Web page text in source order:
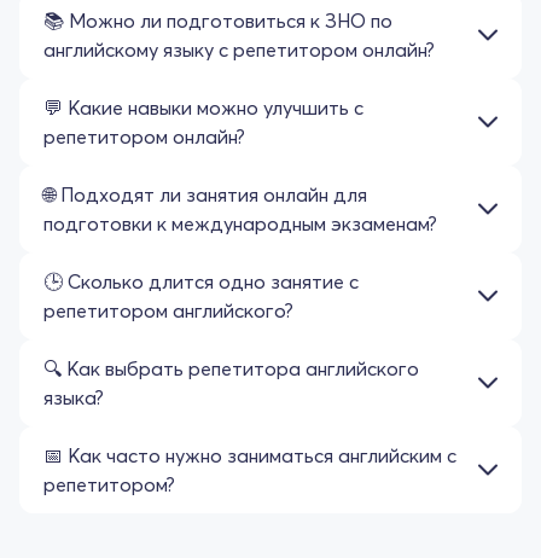
📚 Можно ли подготовиться к ЗНО по
английскому языку с репетитором онлайн?
💬 Какие навыки можно улучшить с
репетитором онлайн?
🌐 Подходят ли занятия онлайн для
подготовки к международным экзаменам?
🕒 Сколько длится одно занятие с
репетитором английского?
🔍 Как выбрать репетитора английского
языка?
📅 Как часто нужно заниматься английским с
репетитором?